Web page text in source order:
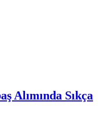
Alımında Sıkça